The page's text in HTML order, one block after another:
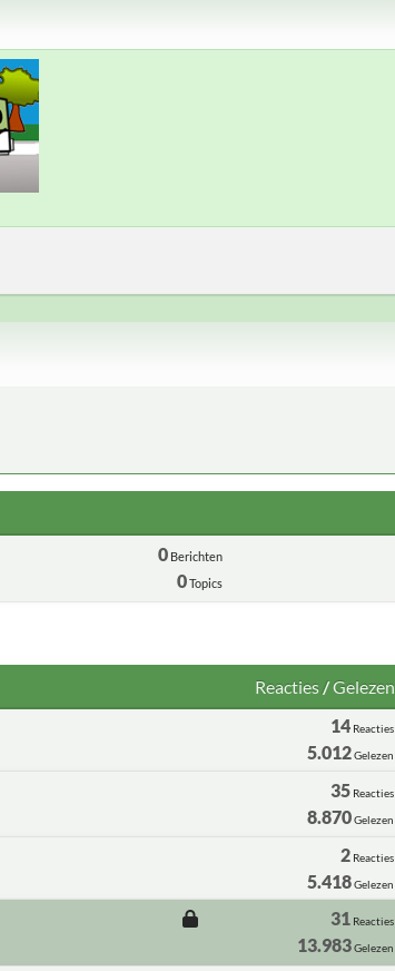
0Berichten
0Topics
Reacties/Gelezen
14 Reacties
5.012Gelezen
35 Reacties
8.870Gelezen
2 Reacties
5.418Gelezen
31 Reacties
13.983Gelezen